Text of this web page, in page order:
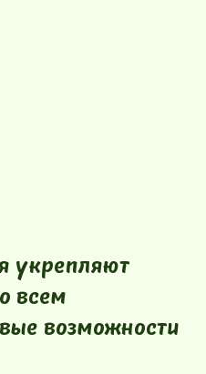
укрепляют
всем
возможности